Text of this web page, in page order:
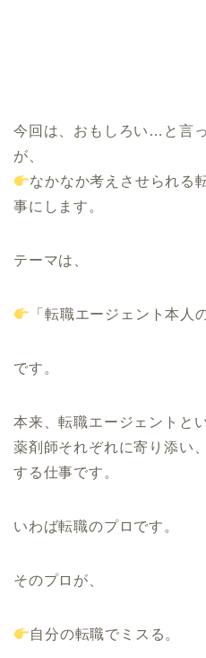
今回は、おもしろい…と言
が、
なかなか考えさせられる
事にします。
テーマは、
「転職エージェント本人
です。
本来、転職エージェントと
薬剤師それぞれに寄り添い
する仕事です。
いわば転職のプロです。
そのプロが、
自分の転職でミスる。